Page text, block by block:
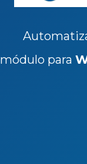
módulo para